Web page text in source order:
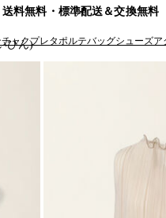
送料無料・標準配送＆交換無料
ャクプレタポルテバッグシューズア
ひん)